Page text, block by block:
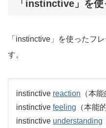
「instinctive」を
「instinctive」を使ったフ
す。
instinctive reaction （本
instinctive feeling （本能
instinctive understanding